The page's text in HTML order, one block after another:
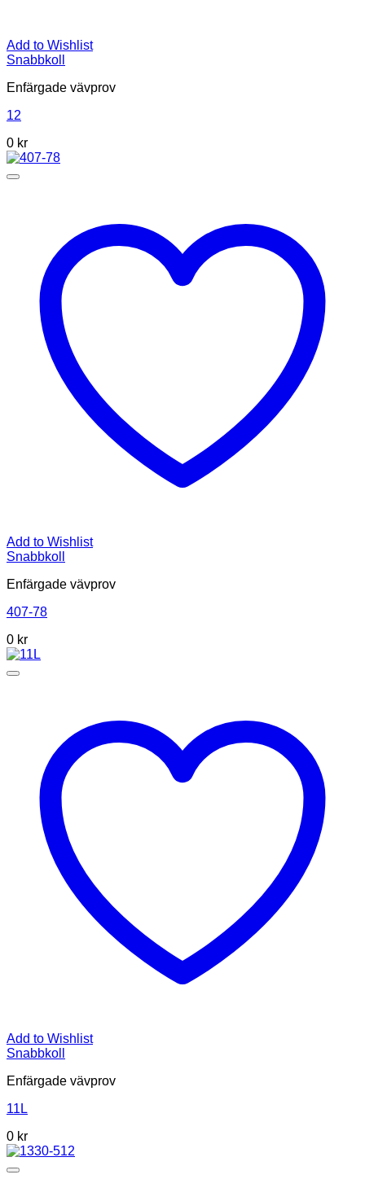
Add to Wishlist
Snabbkoll
Enfärgade vävprov
12
0 kr
Add to Wishlist
Snabbkoll
Enfärgade vävprov
407-78
0 kr
Add to Wishlist
Snabbkoll
Enfärgade vävprov
11L
0 kr